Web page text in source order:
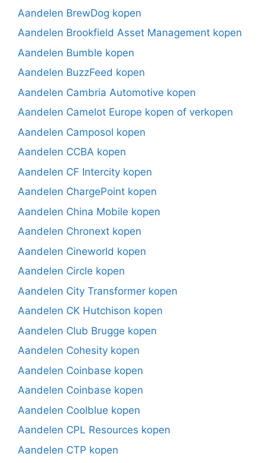
Aandelen BrewDog kopen
Aandelen Brookfield Asset Management kopen
Aandelen Bumble kopen
Aandelen BuzzFeed kopen
Aandelen Cambria Automotive kopen
Aandelen Camelot Europe kopen of verkopen
Aandelen Camposol kopen
Aandelen CCBA kopen
Aandelen CF Intercity kopen
Aandelen ChargePoint kopen
Aandelen China Mobile kopen
Aandelen Chronext kopen
Aandelen Cineworld kopen
Aandelen Circle kopen
Aandelen City Transformer kopen
Aandelen CK Hutchison kopen
Aandelen Club Brugge kopen
Aandelen Cohesity kopen
Aandelen Coinbase kopen
Aandelen Coinbase kopen
Aandelen Coolblue kopen
Aandelen CPL Resources kopen
Aandelen CTP kopen